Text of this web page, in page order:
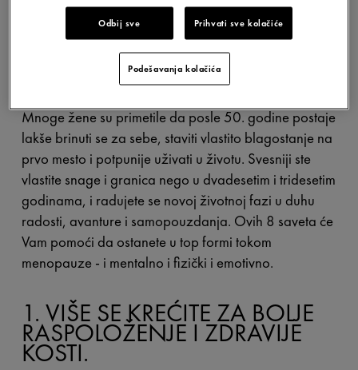
Mnoge žene su primetile da posle 50. godine postaje
lakše brinuti se za sebe, staviti vlastito blagostanje na
prvo mesto i potpunije uživati u životu. Svesniji ste
vlastite snage i granica nego u dvadesetim i tridesetim
godinama, i radujete se novoj životnoj fazi u duhu
radosti, avanture i samopouzdanja. Ovih 8 saveta će
Vam pomoći da ostanete u top formi tokom
menopauze - i mentalno i fizički i emotivno.
1. VIŠE SE KREĆITE ZA BOLJE
RASPOLOŽENJE I ZDRAVIJE
KOSTI.
Odbij sve Prihvati sve kolačiće
Podešavanja kolačića